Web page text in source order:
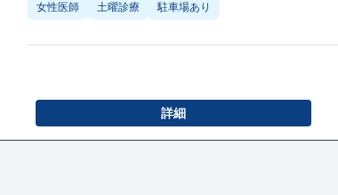
女性医師 土曜診療 駐車場あり
詳細